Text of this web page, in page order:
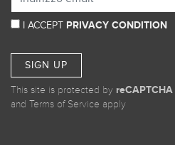
I ACCEPT PRIVACY CONDITION
SIGN UP
This site is protected by reCAPTCHA
and Terms of Service apply